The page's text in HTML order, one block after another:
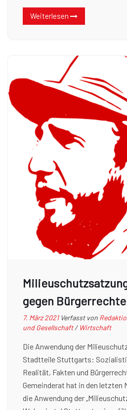
Weiterlesen
gegen Bürgerrechte
7. März 2021 Verfasst von
und Gesellschaft/ Wirtschaft
Die Anwendung der
Stadtteile Stuttgarts:
Realität, Fakten und
Gemeinderat hat in den letzten
die Anwendung der